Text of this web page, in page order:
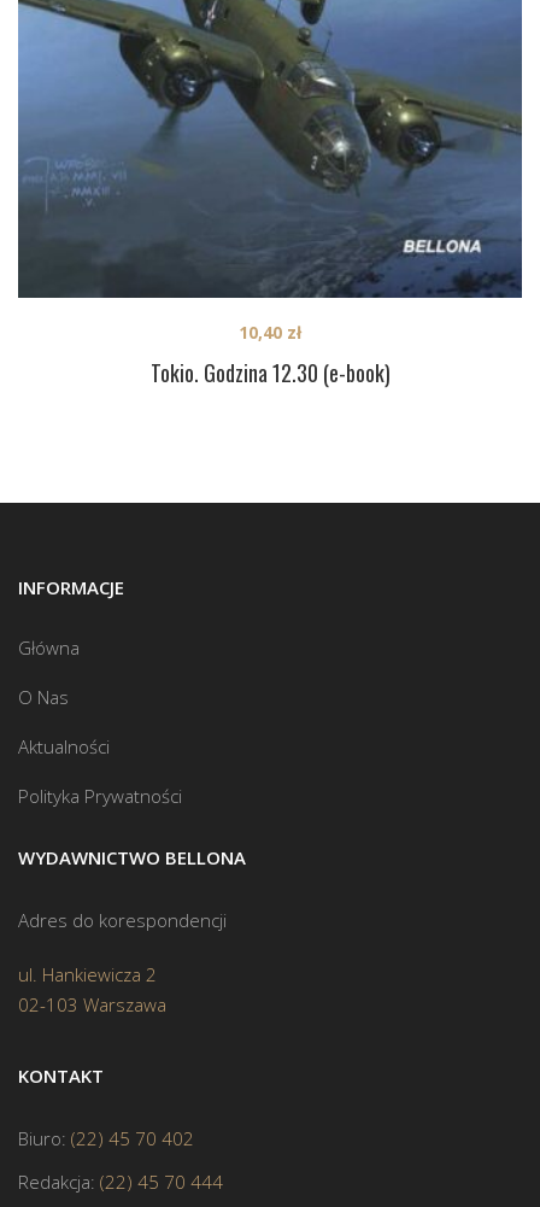
Tokio. Godzina 12.30 (e-book)
10,40 zł
INFORMACJE
Główna
O Nas
Aktualności
Polityka Prywatności
WYDAWNICTWO BELLONA
Adres do korespondencji
ul. Hankiewicza 2
02-103 Warszawa
KONTAKT
Biuro: (22) 45 70 402
Redakcja: (22) 45 70 444